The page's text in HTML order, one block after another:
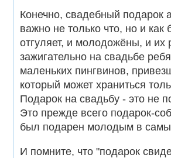
Конечно, свадебный подарок
важно не только что, но и
отгуляет, и молодожёны, и их
зажигательно на свадьбе
маленьких пингвинов,
который может храниться
Подарок на свадьбу - это не
Это прежде всего подарок-
был подарен молодым в
И помните, что "подарок